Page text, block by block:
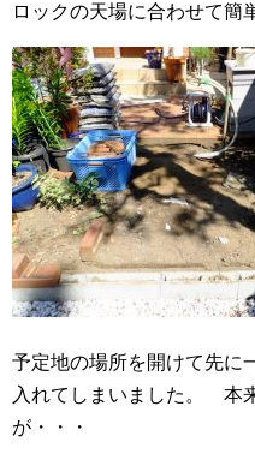
ロックの天場に合わせて簡
予定地の場所を開けて先に
入れてしまいました。 本
が・・・